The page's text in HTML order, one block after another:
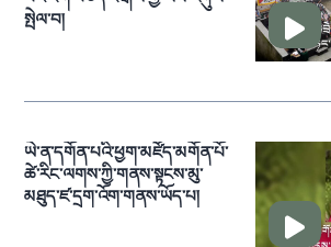
སྤེལ་བ།
ཡེ་ན་དགོན་པའི་ཕྱག་མཛོད་མགོན་པོ་
ཚེ་རིང་ལགས་ཀྱི་གནས་སྟངས་མུ་
མཐུད་ཛ་དྲག་འོག་གནས་ཡོད་པ།